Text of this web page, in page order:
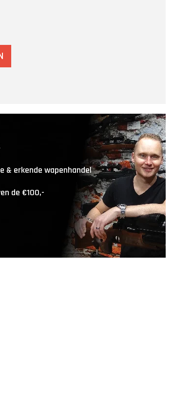
& erkende wapenhandel
de €100,-